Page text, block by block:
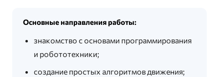
Основные направления работы:
знакомство с основами программирования
и робототехники;
создание простых алгоритмов движения;